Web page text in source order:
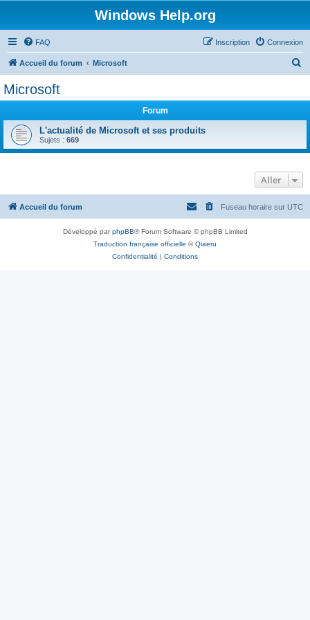
Windows Help.org
FAQ Connexion
Inscription
Accueil du forum Microsoft
e
r
Microsoft
Forum
L'actualité de Microsoft et ses produits
Sujets : 669
Aller
Accueil du forum Fuseau horaire sur UTC
Développé parphpBB® Forum Software © phpBB Limited
Traduction française officielle ©Qiaeru
Confidentialité | Conditions